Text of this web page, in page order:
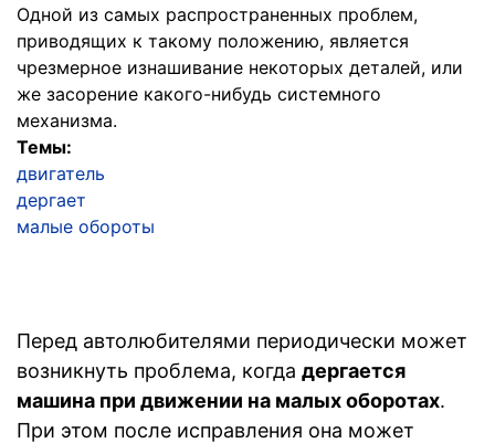
Одной из самых распространенных проблем,
приводящих к такому положению, является
чрезмерное изнашивание некоторых деталей, или
же засорение какого-нибудь системного
механизма.
Темы:
двигатель
дергает
малые обороты
Перед автолюбителями периодически может
возникнуть проблема, когда дергается
машина при движении на малых оборотах.
При этом после исправления она может